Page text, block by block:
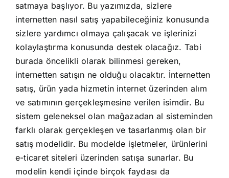
satmaya başlıyor. Bu yazımızda, sizlere
internetten nasıl satış yapabileceğiniz konusunda
sizlere yardımcı olmaya çalışacak ve işlerinizi
kolaylaştırma konusunda destek olacağız. Tabi
burada öncelikli olarak bilinmesi gereken,
internetten satışın ne olduğu olacaktır. İnternetten
satış, ürün yada hizmetin internet üzerinden alım
ve satımının gerçekleşmesine verilen isimdir. Bu
sistem geleneksel olan mağazadan al sisteminden
farklı olarak gerçekleşen ve tasarlanmış olan bir
satış modelidir. Bu modelde işletmeler, ürünlerini
e-ticaret siteleri üzerinden satışa sunarlar. Bu
modelin kendi içinde birçok faydası da